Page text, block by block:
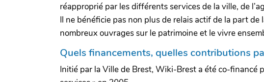
réapproprié par les différents services de la ville, de
Il ne bénéficie pas non plus de relais actif de la part
nombreux ouvrages sur le patrimoine et le vivre
Quels financements, quelles contributions
Initié par la Ville de Brest, Wiki-Brest a été co-financé